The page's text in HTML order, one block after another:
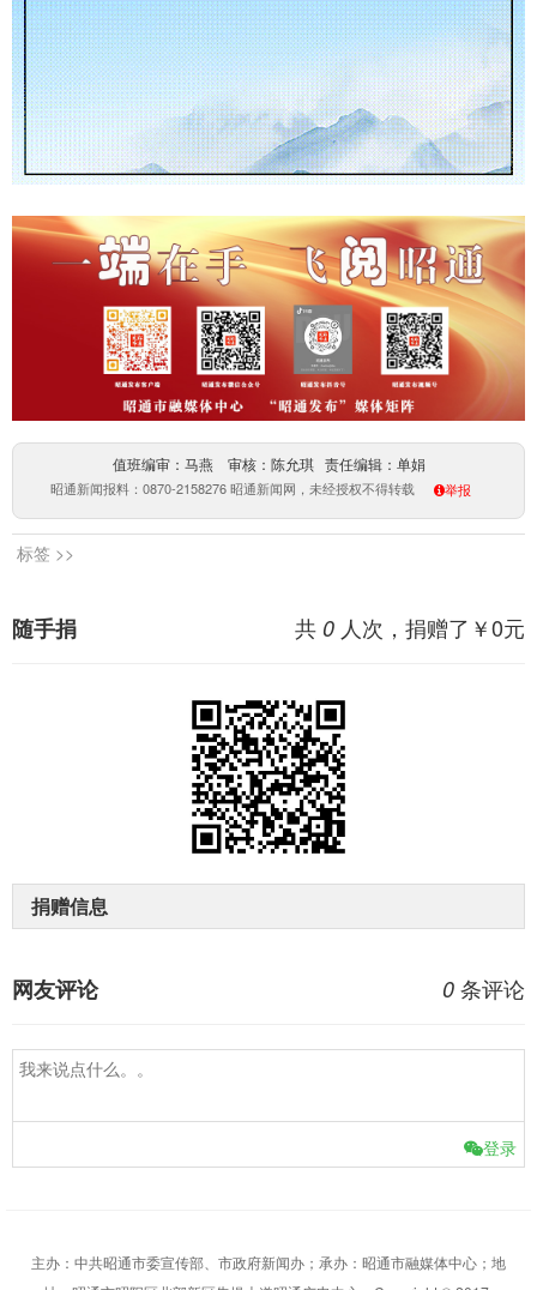
值班编审：马燕 审核：陈允琪 责任编辑：单娟
昭通新闻报料：0870-2158276 昭通新闻网，未经授权不得转载 举报
标签 >>
共 0 人次，捐赠了￥0元
随手捐
捐赠信息
0 条评论
网友评论
登录
主办：中共昭通市委宣传部、市政府新闻办；承办：昭通市融媒体中心；地